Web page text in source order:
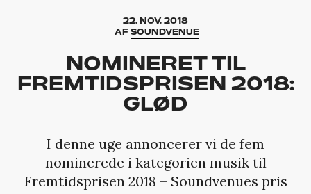
22. NOV. 2018
AFSOUNDVENUE
NOMINERET TIL
FREMTIDSPRISEN 2018:
GLØD
I denne uge annoncerer vi de fem
nominerede i kategorien musik til
Fremtidsprisen 2018 – Soundvenues pris